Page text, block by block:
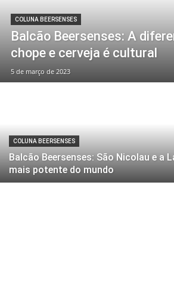
COLUNA BEERSENSES
Balcão Beersenses: A
chope e cerveja é cultural
5 de março de 2023
COLUNA BEERSENSES
Balcão Beersenses: São Nicolau e a
mais potente do mundo